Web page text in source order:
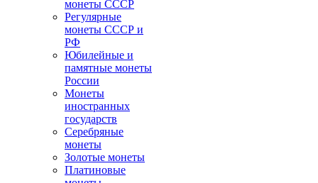
монеты СССР
Регулярные
монеты СССР и
РФ
Юбилейные и
памятные монеты
России
Монеты
иностранных
государств
Серебряные
монеты
Золотые монеты
Платиновые